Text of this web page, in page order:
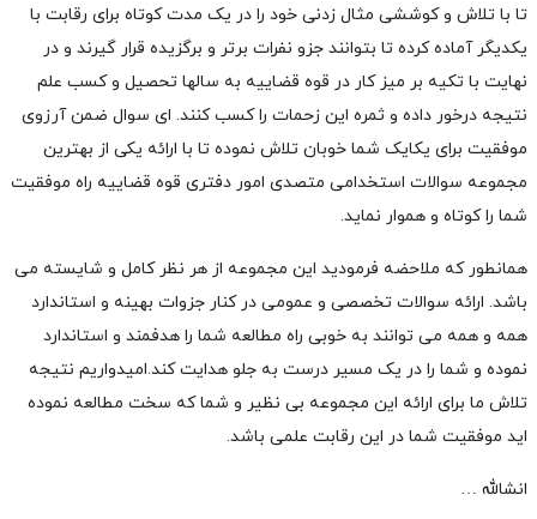
تا با تلاش و کوششی مثال زدنی خود را در یک مدت کوتاه برای رقابت با
یکدیگر آماده کرده تا بتوانند جزو نفرات برتر و برگزیده قرار گیرند و در
نهایت با تکیه بر میز کار در قوه قضاییه به سالها تحصیل و کسب علم
نتیجه درخور داده و ثمره این زحمات را کسب کنند. ای سوال ضمن آرزوی
موفقیت برای یکایک شما خوبان تلاش نموده تا با ارائه یکی از بهترین
مجموعه سوالات استخدامی متصدی امور دفتری قوه قضاییه راه موفقیت
شما را کوتاه و هموار نماید.
همانطور که ملاحضه فرمودید این مجموعه از هر نظر کامل و شایسته می
باشد. ارائه سوالات تخصصی و عمومی در کنار جزوات بهینه و استاندارد
همه و همه می توانند به خوبی راه مطالعه شما را هدفمند و استاندارد
نموده و شما را در یک مسیر درست به جلو هدایت کند.امیدواریم نتیجه
تلاش ما برای ارائه این مجموعه بی نظیر و شما که سخت مطالعه نموده
اید موفقیت شما در این رقابت علمی باشد.
انشالله …